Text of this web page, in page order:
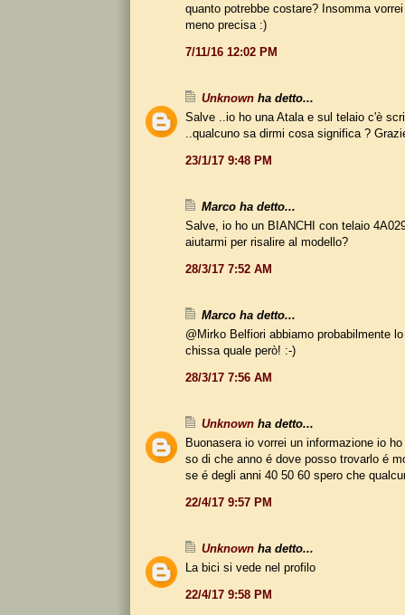
quanto potrebbe costare? Insomma
meno precisa :)
7/11/16 12:02 PM
Unknown ha detto...
Salve ..io ho una Atala e sul telaio c'è
..qualcuno sa dirmi cosa significa ?
23/1/17 9:48 PM
Marco ha detto...
Salve, io ho un BIANCHI con telaio
aiutarmi per risalire al modello?
28/3/17 7:52 AM
Marco ha detto...
@Mirko Belfiori abbiamo probabilmente
chissa quale però! :-)
28/3/17 7:56 AM
Unknown ha detto...
Buonasera io vorrei un informazione io
so di che anno é dove posso trovarlo é
se é degli anni 40 50 60 spero che
22/4/17 9:57 PM
Unknown ha detto...
La bici si vede nel profilo
22/4/17 9:58 PM